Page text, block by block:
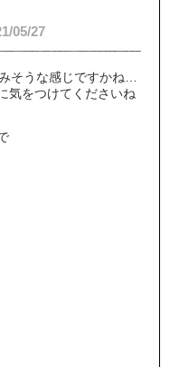
05/27
そうな感じですかね…
気をつけてくださいね